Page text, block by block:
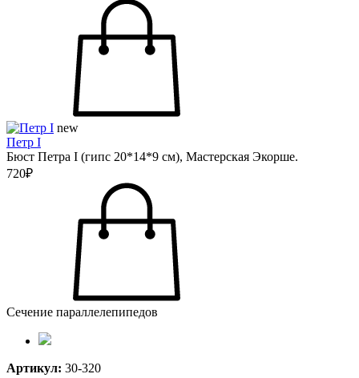
new
Петр I
Бюст Петра I (гипс 20*14*9 см), Мастерская Экорше.
720₽
Сечение параллелепипедов
Артикул: 30-320